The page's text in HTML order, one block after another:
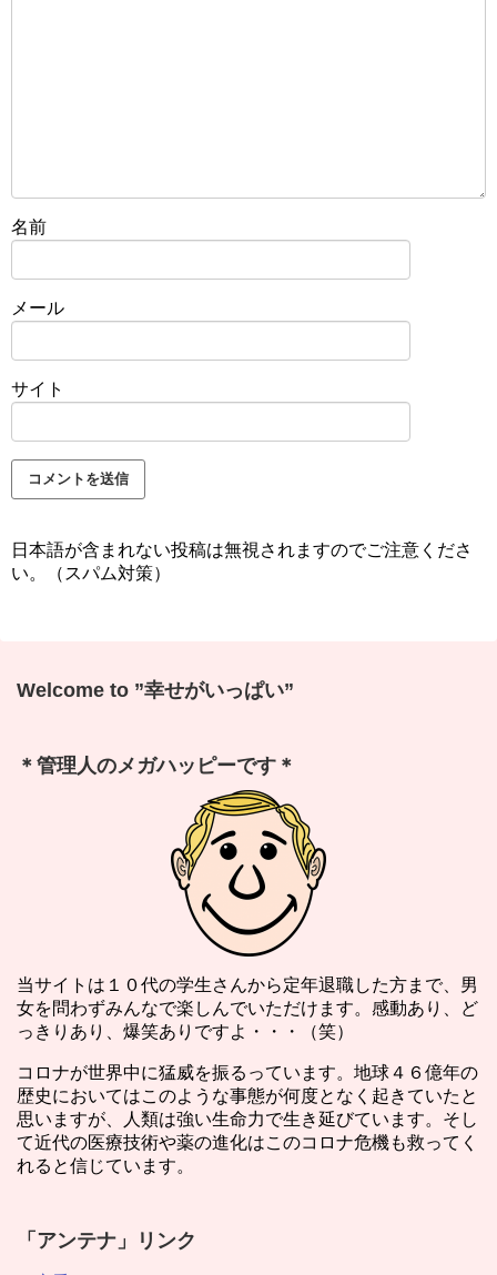
名前
メール
サイト
日本語が含まれない投稿は無視されますのでご注意くださ
い。（スパム対策）
Welcome to ”幸せがいっぱい”
＊管理人のメガハッピーです＊
当サイトは１０代の学生さんから定年退職した方まで、男
女を問わずみんなで楽しんでいただけます。感動あり、ど
っきりあり、爆笑ありですよ・・・（笑）
コロナが世界中に猛威を振るっています。地球４６億年の
歴史においてはこのような事態が何度となく起きていたと
思いますが、人類は強い生命力で生き延びています。そし
て近代の医療技術や薬の進化はこのコロナ危機も救ってく
れると信じています。
「アンテナ」リンク